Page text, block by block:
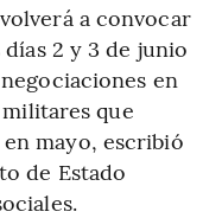
a convocar
2 y 3 de junio
en
que
mayo, escribió
de Estado